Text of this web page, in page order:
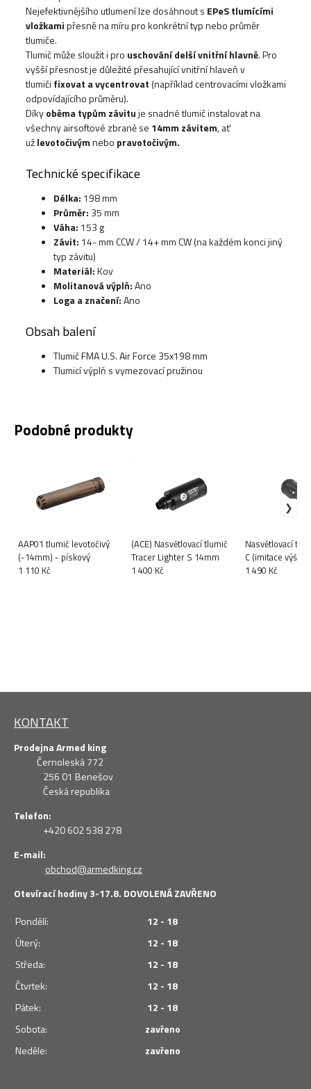
Nejefektivnějšího utlumení lze dosáhnout s EPeS tlumícími
vložkamipřesně na míru pro konkrétní typ nebo průměr
tlumiče.
Tlumič může sloužit i pro uschování delší vnitřní hlavně. Pro
vyšší přesnost je důležité přesahující vnitřní hlaveň v
tlumiči fixovat a vycentrovat (například centrovacími vložkami
odpovídajícího průměru).
Díkyoběma typům závituje snadné tlumič instalovat na
všechny airsoftové zbraně se 14mm závitem, ať
užlevotočivýmnebo pravotočivým.
Technické specifikace
Délka: 198 mm
Průměr: 35 mm
Váha: 153 g
Závit: 14- mm CCW / 14+ mm CW (na každém konci jiný
typ závitu)
Materiál:Kov
Molitanová výplň:Ano
Loga a značení:Ano
Obsah balení
Tlumič FMA U.S. Air Force 35x198 mm
Tlumicí výplň s vymezovací pružinou
Podobné produkty
AAP01 tlumič levotočivý
(-14mm) - pískový
1 110 Kč
(ACE) Nasvětlovací tlumič
Tracer Lighter S 14mm
1 400 Kč
Nasvětlovací
C (imitace
1 490 Kč
KONTAKT
Prodejna Armed king
Černoleská 772
256 01 Benešov
Česká republika
Telefon:
+420 602 538 278
E-mail:
obchod@armedking.cz
Otevírací hodiny 3-17.8. DOVOLENÁ ZAVŘENO
Pondělí:
12 - 18
Úterý:
12 - 18
Středa:
12 - 18
Čtvrtek:
12 - 18
Pátek:
12 - 18
Sobota:
zavřeno
Neděle:
zavřeno